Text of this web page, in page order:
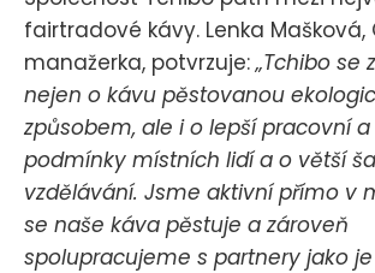
fairtradové kávy. Lenka Mašková,
manažerka, potvrzuje:„Tchibo se
nejen o kávu pěstovanou
způsobem, ale i o lepší pracovní
podmínky místních lidí a o větší
vzdělávání. Jsme aktivní přímo v
se naše káva pěstuje a zároveň
spolupracujeme s partnery jako